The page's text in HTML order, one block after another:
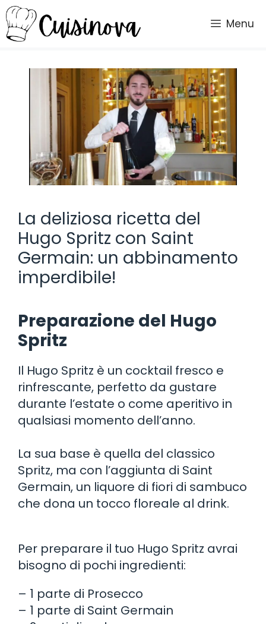
Vai
al
contenuto
Menu
La deliziosa ricetta del
Hugo Spritz con Saint
Germain: un abbinamento
imperdibile!
Preparazione del Hugo
Spritz
Il Hugo Spritz è un cocktail fresco e
rinfrescante, perfetto da gustare
durante l’estate o come aperitivo in
qualsiasi momento dell’anno.
La sua base è quella del classico
Spritz, ma con l’aggiunta di Saint
Germain, un liquore di fiori di sambuco
che dona un tocco floreale al drink.
Per preparare il tuo Hugo Spritz avrai
bisogno di pochi ingredienti:
– 1 parte di Prosecco
– 1 parte di Saint Germain